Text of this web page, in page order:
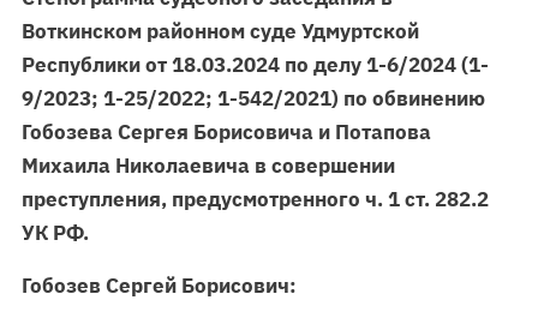
Воткинском районном суде Удмуртской
Республики от 18.03.2024 по делу 1-6/2024 (1-
9/2023; 1-25/2022; 1-542/2021) по обвинению
Гобозева Сергея Борисовича и Потапова
Михаила Николаевича в совершении
преступления, предусмотренного ч. 1 ст. 282.2
УК РФ.
Гобозев Сергей Борисович: